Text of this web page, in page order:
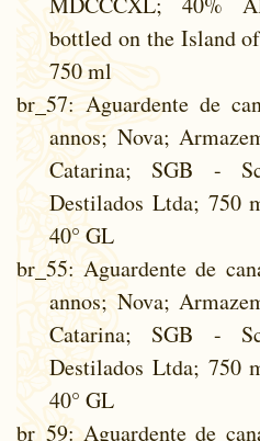
bottled on the Island
750 ml
br_57: Aguardente de
annos; Nova;
Catarina; SGB -
Destilados Ltda; 750
40° GL
br_55: Aguardente de
annos; Nova;
Catarina; SGB -
Destilados Ltda; 750
40° GL
br_59: Aguardente de